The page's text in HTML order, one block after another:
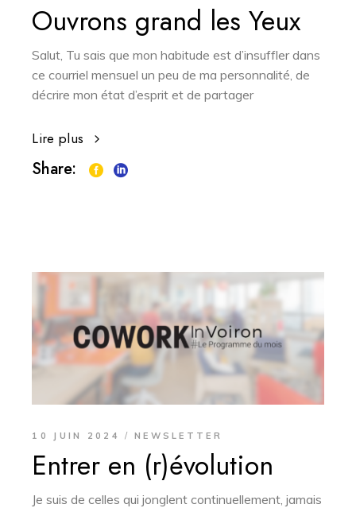
Ouvrons grand les Yeux
Salut, Tu sais que mon habitude est d’insuffler dans
ce courriel mensuel un peu de ma personnalité, de
décrire mon état d’esprit et de partager
Lire plus
Share:
10 JUIN 2024 NEWSLETTER
Entrer en (r)évolution
Je suis de celles qui jonglent continuellement, jamais